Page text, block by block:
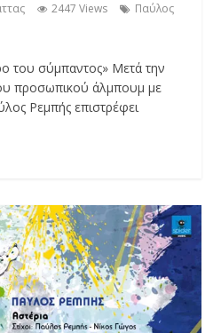
2447 Views
Παύλος
του σύμπαντος» Μετά την
προσωπικού άλμπουμ με
Ρεμπής επιστρέφει